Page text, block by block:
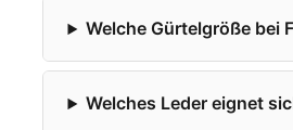
Welche Gürtelgröße bei
Welches Leder eignet